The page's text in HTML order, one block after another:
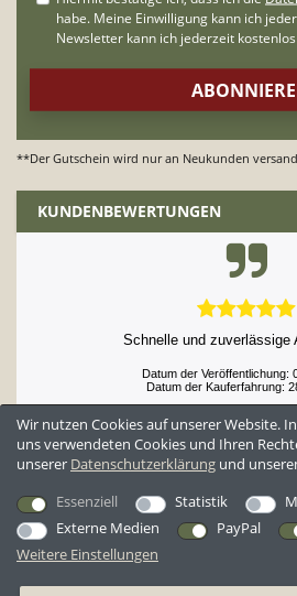
**Der Gutschein wird nur an Neukunden
KUNDENBEWERTUNGEN
Schnelle und zuverlässige
Datum der Veröffentlichung:
Datum der Kauferfahrung:
Wir nutzen Cookies auf unserer Website.
uns verwendeten Cookies und Ihren
unserer Daten­schutz­erklärung und
Essenziell
Statistik
Externe Medien
PayPal
Weitere Einstellungen